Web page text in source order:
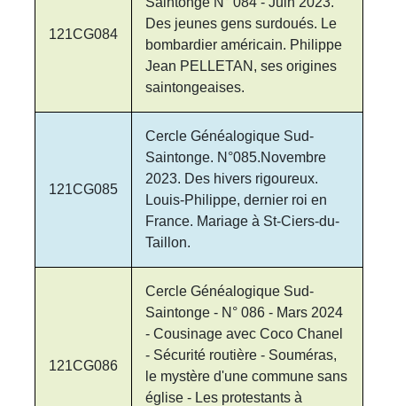
121CG084
Des jeunes gens surdoués. Le
bombardier américain. Philippe
Jean PELLETAN, ses origines
saintongeaises.
121CG085
Cercle Généalogique Sud-
Saintonge. N°085.Novembre
2023. Des hivers rigoureux.
Louis-Philippe, dernier roi en
France. Mariage à St-Ciers-du-
Taillon.
121CG086
Cercle Généalogique Sud-
Saintonge - N° 086 - Mars 2024
- Cousinage avec Coco Chanel
- Sécurité routière - Souméras,
le mystère d'une commune sans
église - Les protestants à